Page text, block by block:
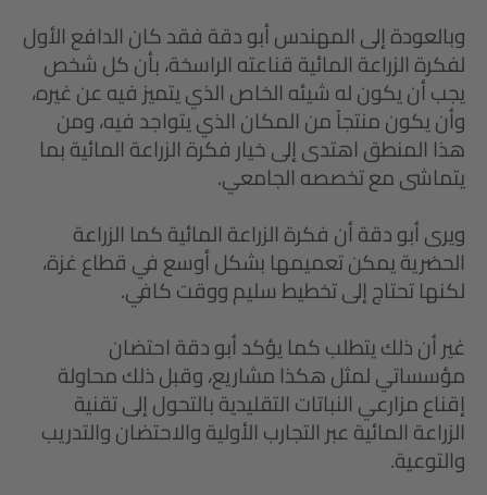
وبالعودة إلى المهندس أبو دقة فقد كان الدافع الأول
لفكرة الزراعة المائية قناعته الراسخة، بأن كل شخص
يجب أن يكون له شيئه الخاص الذي يتميز فيه عن غيره،
وأن يكون منتجاً من المكان الذي يتواجد فيه، ومن
هذا المنطق اهتدى إلى خيار فكرة الزراعة المائية بما
يتماشى مع تخصصه الجامعي.
ويرى أبو دقة أن فكرة الزراعة المائية كما الزراعة
الحضرية يمكن تعميمها بشكل أوسع في قطاع غزة،
لكنها تحتاج إلى تخطيط سليم ووقت كافي.
غير أن ذلك يتطلب كما يؤكد أبو دقة احتضان
مؤسساتي لمثل هكذا مشاريع، وقبل ذلك محاولة
إقناع مزارعي النباتات التقليدية بالتحول إلى تقنية
الزراعة المائية عبر التجارب الأولية والاحتضان والتدريب
والتوعية.